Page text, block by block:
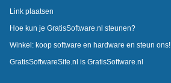
Link plaatsen
Hoe kun je GratisSoftware.nl steunen?
Winkel: koop software en hardware en steun ons!
GratisSoftwareSite.nl is GratisSoftware.nl